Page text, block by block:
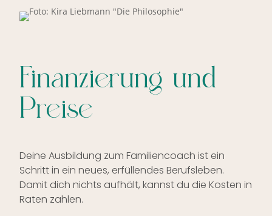
Finanzierung und
Preise
Deine Ausbildung zum Familiencoach ist ein
Schritt in ein neues, erfüllendes Berufsleben.
Damit dich nichts aufhält, kannst du die Kosten in
Raten zahlen.